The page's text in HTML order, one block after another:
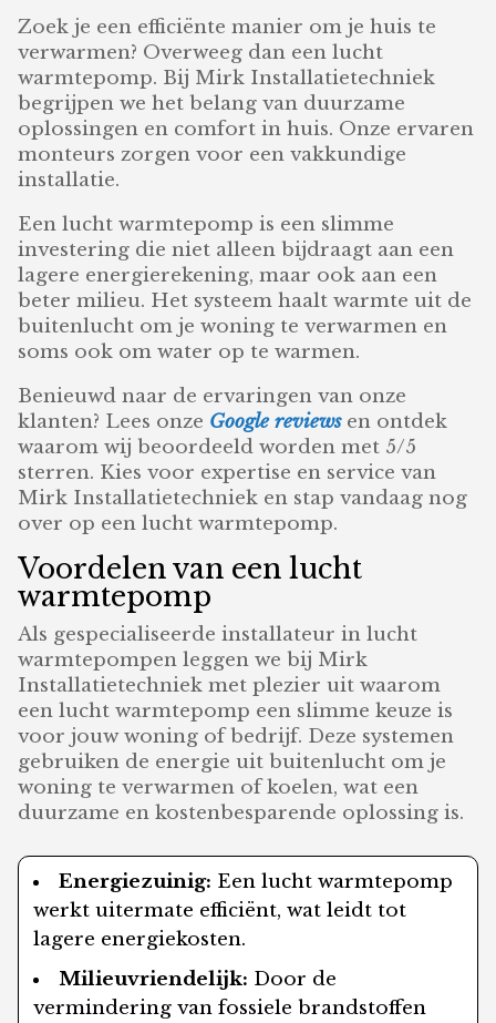
Zoek je een efficiënte manier om je huis te
verwarmen? Overweeg dan een lucht
warmtepomp. Bij Mirk Installatietechniek
begrijpen we het belang van duurzame
oplossingen en comfort in huis. Onze ervaren
monteurs zorgen voor een vakkundige
installatie.
Een lucht warmtepomp is een slimme
investering die niet alleen bijdraagt aan een
lagere energierekening, maar ook aan een
beter milieu. Het systeem haalt warmte uit de
buitenlucht om je woning te verwarmen en
soms ook om water op te warmen.
Benieuwd naar de ervaringen van onze
klanten? Lees onze Google reviewsen ontdek
waarom wij beoordeeld worden met 5/5
sterren. Kies voor expertise en service van
Mirk Installatietechniek en stap vandaag nog
over op een lucht warmtepomp.
Voordelen van een lucht
warmtepomp
Als gespecialiseerde installateur in lucht
warmtepompen leggen we bij Mirk
Installatietechniek met plezier uit waarom
een lucht warmtepomp een slimme keuze is
voor jouw woning of bedrijf. Deze systemen
gebruiken de energie uit buitenlucht om je
woning te verwarmen of koelen, wat een
duurzame en kostenbesparende oplossing is.
Energiezuinig: Een lucht warmtepomp
werkt uitermate efficiënt, wat leidt tot
lagere energiekosten.
Milieuvriendelijk: Door de
vermindering van fossiele brandstoffen